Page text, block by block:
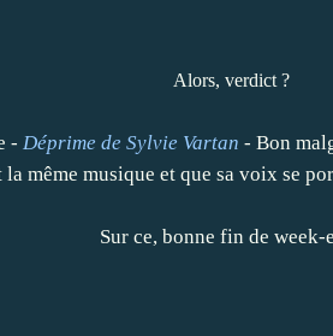
Alors, verdict ?
- Déprime de Sylvie Vartan - Bon
la même musique et que sa voix se
Sur ce, bonne fin de week-